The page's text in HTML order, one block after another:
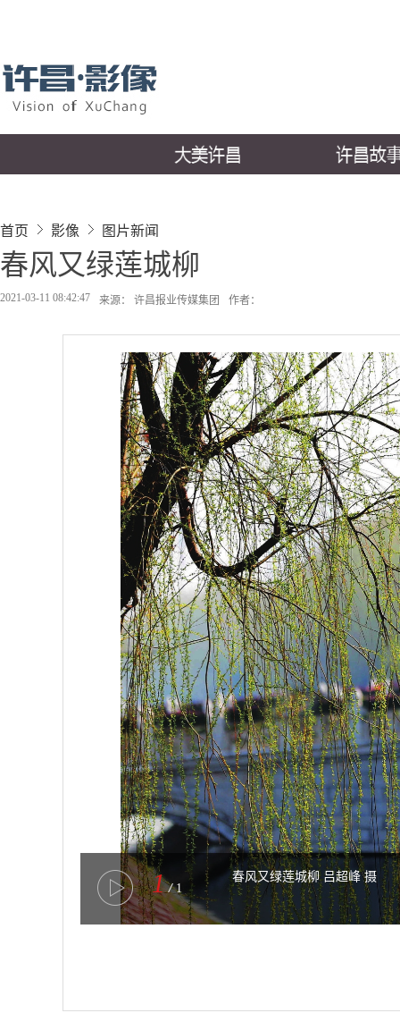
首页 影像 图片新闻
春风又绿莲城柳
2021-03-11 08:42:47 来源： 许昌报业传媒集团 作者：
1 / 1
春风又绿莲城柳 吕超峰 摄